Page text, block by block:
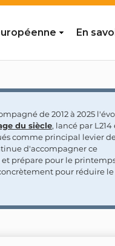
En
de 2012 à 2025
du siècle, lancé par L214
comme principal levier
d'accompagner ce
prépare pour le
pour réduire le